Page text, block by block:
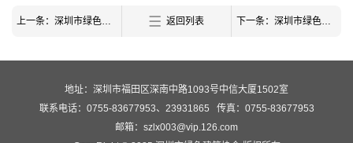
上一条：深圳市绿色建筑协会关于2023年第三批绿色建筑评价标识项目的公示 返回列表 下一条：深圳市绿色建筑协会关于2023年第五批绿色建筑评价标识项目的公告
地址：深圳市福田区深南中路1093号中信大厦1502室
联系电话：0755-83677953、23931865
传真：0755-83677953
邮箱：szlx003@vip.126.com